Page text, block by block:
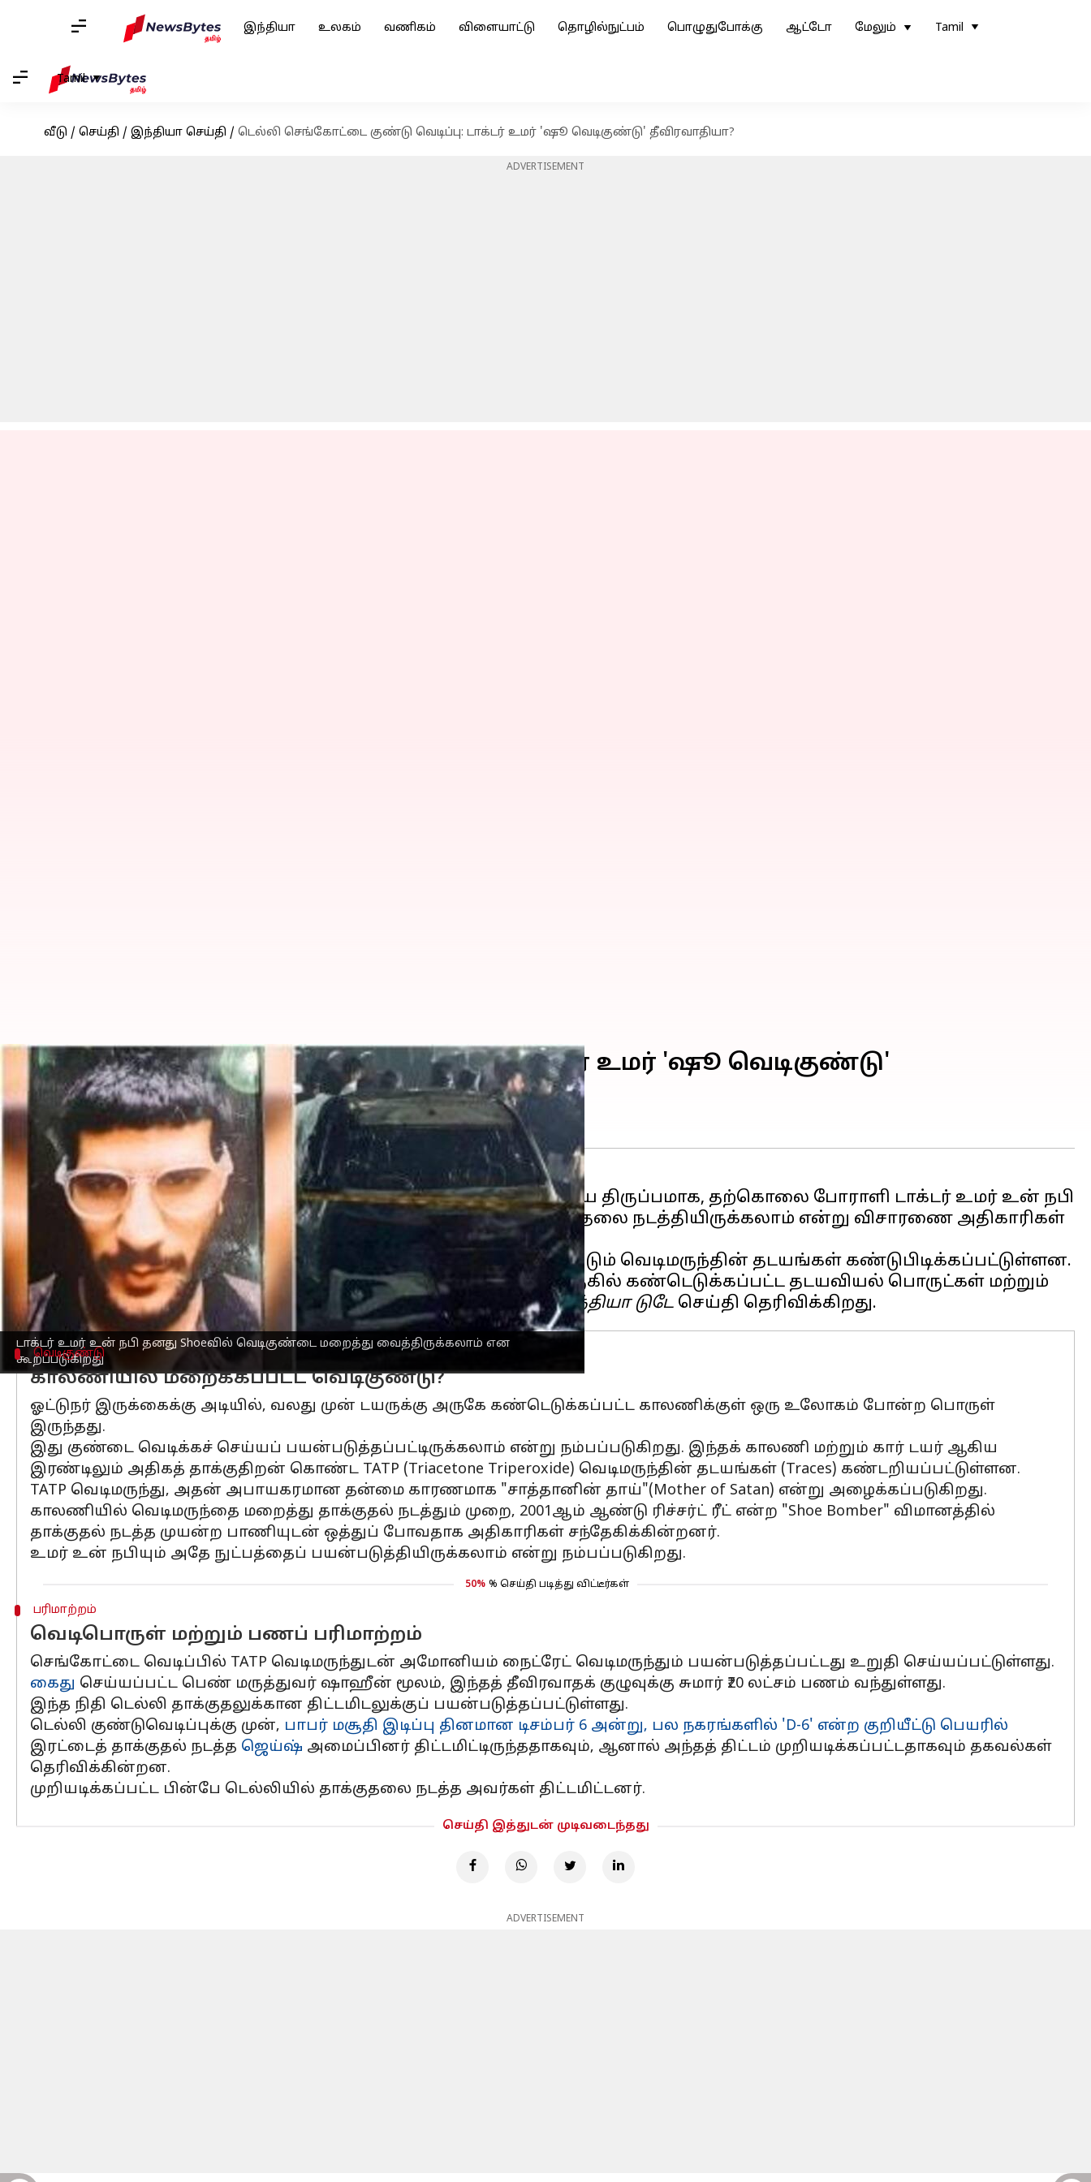
இந்தியா உலகம் வணிகம் விளையாட்டு தொழில்நுட்பம் பொழுதுபோக்கு ஆட்டோ மேலும் Tamil
Tamil
வீடு / செய்தி / இந்தியா செய்தி / டெல்லி செங்கோட்டை குண்டு வெடிப்பு: டாக்டர் உமர் 'ஷூ வெடிகுண்டு' தீவிரவாதியா?
ADVERTISEMENT
டாக்டர் உமர் உன் நபி தனது Shoeவில் வெடிகுண்டை மறைத்து வைத்திருக்கலாம் என
கூறப்படுகிறது
டெல்லி செங்கோட்டை குண்டு வெடிப்பு: டாக்டர் உமர் 'ஷூ வெடிகுண்டு'
தீவிரவாதியா?
எழுதியவர் Venkatalakshmi V Nov 17, 2025 03:48 pm
செய்தி முன்னோட்டம்
டெல்லி செங்கோட்டை அருகே கார்குண்டுவெடிப்புவழக்கில் முக்கிய திருப்பமாக, தற்கொலை போராளி டாக்டர் உமர் உன் நபி
தனது காலணியில் (Shoe) வெடிகுண்டை மறைத்து வைத்துத் தாக்குதலை நடத்தியிருக்கலாம் என்று விசாரணை அதிகாரிகள்
சந்தேகிக்கின்றனர்.
மேலும், வெடித்த காரில் மிக அபாயகரமான 'mother of Satan' எனப்படும் வெடிமருந்தின் தடயங்கள் கண்டுபிடிக்கப்பட்டுள்ளன.
வெடிவிபத்து நடந்த இடத்தில், டாக்டர் உமர் ஓட்டி வந்த ஐ20 கார் அருகில் கண்டெடுக்கப்பட்ட தடயவியல் பொருட்கள் மற்றும்
ஒரு காலணியை மையமாக வைத்து விசாரணை நகர்கிறது எனஇந்தியா டுடே
வெடிகுண்டு
காலணியில் மறைக்கப்பட்ட வெடிகுண்டு?
ஓட்டுநர் இருக்கைக்கு அடியில், வலது முன் டயருக்கு அருகே கண்டெடுக்கப்பட்ட காலணிக்குள் ஒரு உலோகம் போன்ற பொருள்
இருந்தது.
இது குண்டை வெடிக்கச் செய்யப் பயன்படுத்தப்பட்டிருக்கலாம் என்று நம்பப்படுகிறது. இந்தக் காலணி மற்றும் கார் டயர் ஆகிய
இரண்டிலும் அதிகத் தாக்குதிறன் கொண்ட TATP (Triacetone Triperoxide) வெடிமருந்தின் தடயங்கள் (Traces) கண்டறியப்பட்டுள்ளன.
TATP வெடிமருந்து, அதன் அபாயகரமான தன்மை காரணமாக "சாத்தானின் தாய்"(Mother of Satan) என்று அழைக்கப்படுகிறது.
காலணியில் வெடிமருந்தை மறைத்து தாக்குதல் நடத்தும் முறை, 2001ஆம் ஆண்டு ரிச்சர்ட் ரீட் என்ற "Shoe Bomber" விமானத்தில்
தாக்குதல் நடத்த முயன்ற பாணியுடன் ஒத்துப் போவதாக அதிகாரிகள் சந்தேகிக்கின்றனர்.
உமர் உன் நபியும் அதே நுட்பத்தைப் பயன்படுத்தியிருக்கலாம் என்று நம்பப்படுகிறது.
50% % செய்தி படித்து விட்டீர்கள்
பரிமாற்றம்
வெடிபொருள் மற்றும் பணப் பரிமாற்றம்
செங்கோட்டை வெடிப்பில் TATP வெடிமருந்துடன் அமோனியம் நைட்ரேட் வெடிமருந்தும் பயன்படுத்தப்பட்டது உறுதி செய்யப்பட்டுள்ளது.
கைது செய்யப்பட்ட பெண் மருத்துவர் ஷாஹீன் மூலம், இந்தத் தீவிரவாதக் குழுவுக்கு சுமார் ₹20 லட்சம் பணம் வந்துள்ளது.
இந்த நிதி டெல்லி தாக்குதலுக்கான திட்டமிடலுக்குப் பயன்படுத்தப்பட்டுள்ளது.
டெல்லி குண்டுவெடிப்புக்கு முன், பாபர் மசூதி இடிப்பு தினமான டிசம்பர் 6 அன்று, பல நகரங்களில் 'D-6' என்ற குறியீட்டு பெயரில்
இரட்டைத் தாக்குதல் நடத்த ஜெய்ஷ் அமைப்பினர் திட்டமிட்டிருந்ததாகவும், ஆனால் அந்தத் திட்டம் முறியடிக்கப்பட்டதாகவும் தகவல்கள்
தெரிவிக்கின்றன.
முறியடிக்கப்பட்ட பின்பே டெல்லியில் தாக்குதலை நடத்த அவர்கள் திட்டமிட்டனர்.
செய்தி இத்துடன் முடிவடைந்தது
ADVERTISEMENT